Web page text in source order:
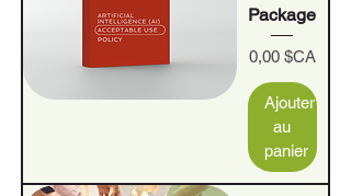
Package
Prix
0,00 $CA
Ajouter
au
panier